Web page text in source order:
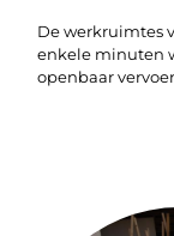
De werkruimtes
enkele minuten
openbaar